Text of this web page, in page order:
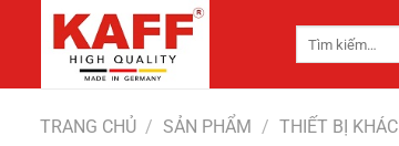
Chuyển
dung
TRANG CHỦ / SẢN PHẨM / THIẾT BỊ KHÁC